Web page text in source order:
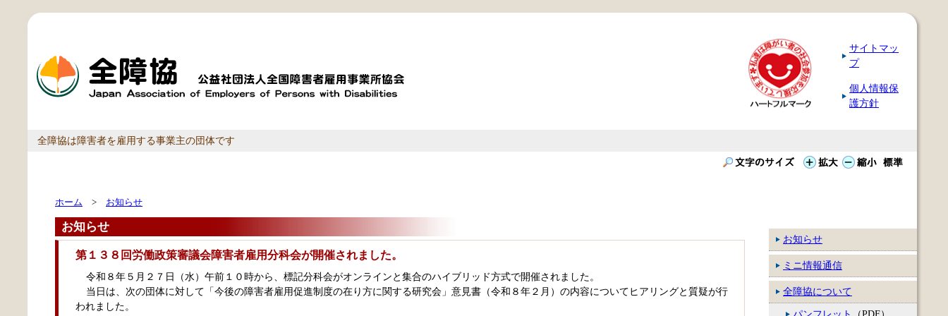
サイトマッ
プ
個人情報保
護方針
全障協は障害者を雇用する事業主の団体です
お知らせ
ミニ情報通信
全障協について
ホーム > お知らせ
お知らせ
第１３８回労働政策審議会障害者雇用分科会が開催されました。
令和８年５月２７日（水）午前１０時から、標記分科会がオンラインと集合のハイブリッド方式で開催されました。
当日は、次の団体に対して「今後の障害者雇用促進制度の在り方に関する研究会」意見書（令和８年２月）の内容についてヒアリングと質疑が行
われました。